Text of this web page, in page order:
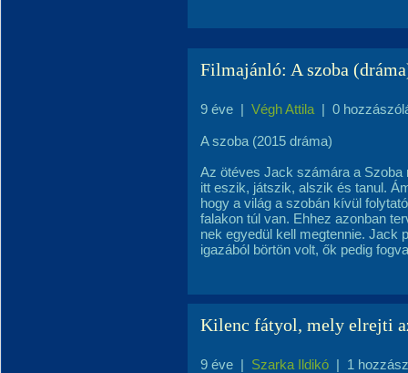
Filmajánló: A szoba
9 éve | Végh Attila | 0
A szoba (2015 dráma)
Az ötéves Jack számára a Szoba
itt eszik, játszik, alszik és tanul.
hogy a világ a szobán kívül
falakon túl van. Ehhez azonban
nek egyedül kell megtennie. Jack
igazából börtön volt, ők pedig
Kilenc fátyol, mely elrejti
9 éve | Szarka Ildikó | 1